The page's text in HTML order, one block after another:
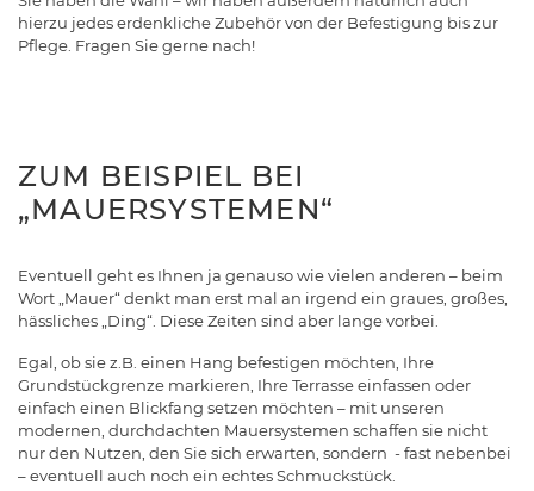
hierzu jedes erdenkliche Zubehör von der Befestigung bis zur
Pflege. Fragen Sie gerne nach!
ZUM BEISPIEL BEI
„MAUERSYSTEMEN“
Eventuell geht es Ihnen ja genauso wie vielen anderen – beim
Wort „Mauer“ denkt man erst mal an irgend ein graues, großes,
hässliches „Ding“. Diese Zeiten sind aber lange vorbei.
Egal, ob sie z.B. einen Hang befestigen möchten, Ihre
Grundstückgrenze markieren, Ihre Terrasse einfassen oder
einfach einen Blickfang setzen möchten – mit unseren
modernen, durchdachten Mauersystemen schaffen sie nicht
nur den Nutzen, den Sie sich erwarten, sondern - fast nebenbei
– eventuell auch noch ein echtes Schmuckstück.